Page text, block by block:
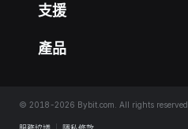
支援
產品
© 2018-2026 Bybit.com. All rights reserved.